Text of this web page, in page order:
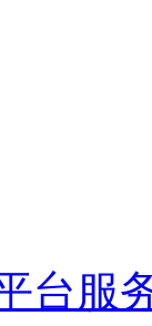
台服